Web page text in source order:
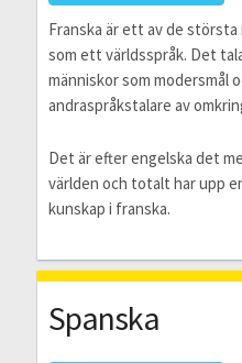
Franska är ett av de största
som ett världsspråk. Det
människor som modersmål
andraspråkstalare av
Det är efter engelska det
världen och totalt har upp
kunskap i franska.
Spanska